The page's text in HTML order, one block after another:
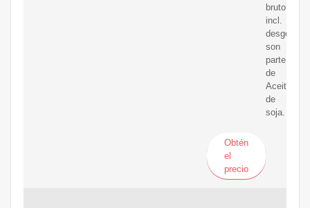
bruto,
incl.
son
parte
de
Aceite
de
soja.
Obtén
el
precio